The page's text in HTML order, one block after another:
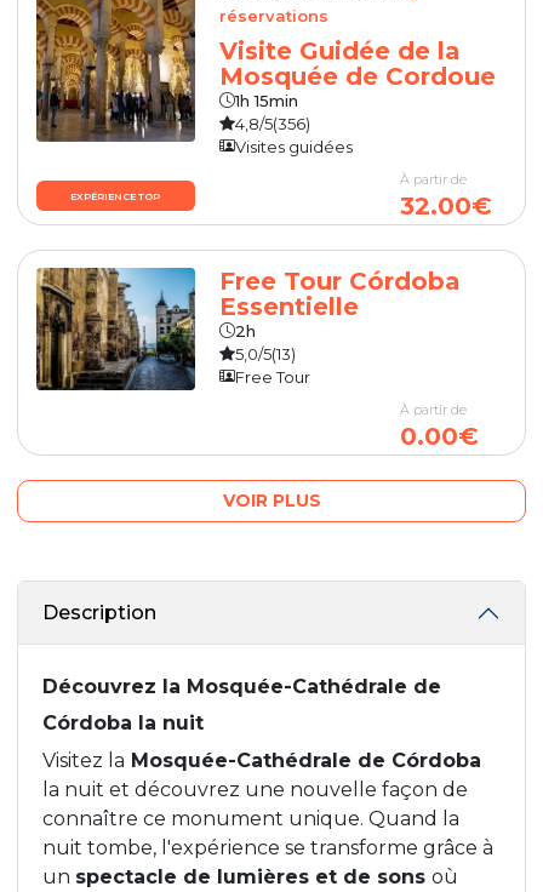
EXPÉRIENCE TOP
réservations
Visite Guidée de la
Mosquée de Cordoue
1h 15min
4,8/5(356)
Visites guidées
À partir de
32.00€
Free Tour Córdoba
Essentielle
2h
5,0/5(13)
Free Tour
À partir de
0.00€
VOIR PLUS
Description
Découvrez la Mosquée-Cathédrale de
Córdoba la nuit
Visitez la Mosquée-Cathédrale de Córdoba
la nuit et découvrez une nouvelle façon de
connaître ce monument unique. Quand la
nuit tombe, l'expérience se transforme grâce à
un spectacle de lumières et de sons où